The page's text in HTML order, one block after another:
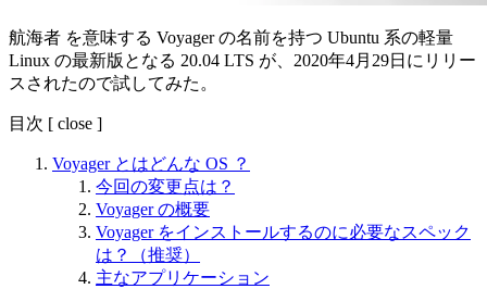
航海者 を意味する Voyager の名前を持つ Ubuntu 系の軽量
Linux の最新版となる 20.04 LTS が、2020年4月29日にリリー
スされたので試してみた。
目次 [ close ]
Voyager とはどんな OS ？
今回の変更点は？
Voyager の概要
Voyager をインストールするのに必要なスペック
は？（推奨）
主なアプリケーション